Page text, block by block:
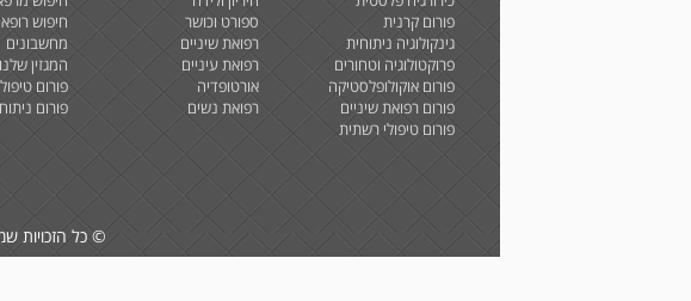
פורום קרנית
גינקולוגיה ניתוחית
פרוקטולוגיה וטחורים
פורום אוקולופלסטיקה
פורום רפואת שיניים
פורום טיפולי רשתית
ספורט וכושר
רפואת שיניים
רפואת עיניים
אורטופדיה
רפואת נשים
חיפוש
מחשבונים
המגזין שלנו
פורום
פורום
© כל הזכויות